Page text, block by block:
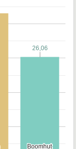
Boomhut
Boomhut
26,06
26,06